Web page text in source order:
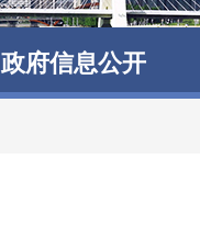
政府信息公开